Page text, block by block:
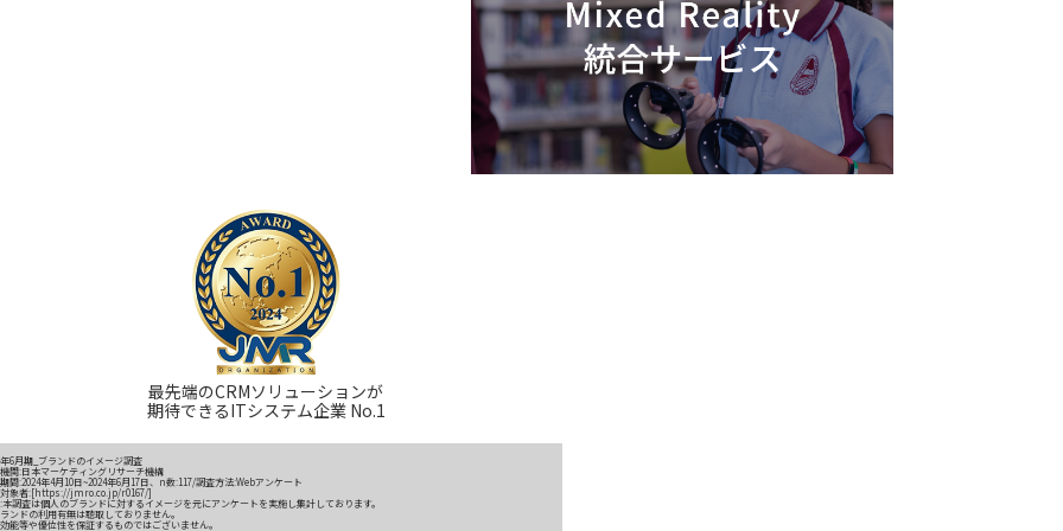
最先端のCRMソリューションが
期待できるITシステム企業 No.1
6月期_ブランドのイメージ調査
関:日本マーケティングリサーチ機構
間:2024年4月10日~2024年6月17日、n数:117/調査方法:Webアンケート
象者:[https://jmro.co.jp/r0167/]
本調査は個人のブランドに対するイメージを元にアンケートを実施し集計しております。
ンドの利用有無は聴取しておりません。
能等や優位性を保証するものではございません。